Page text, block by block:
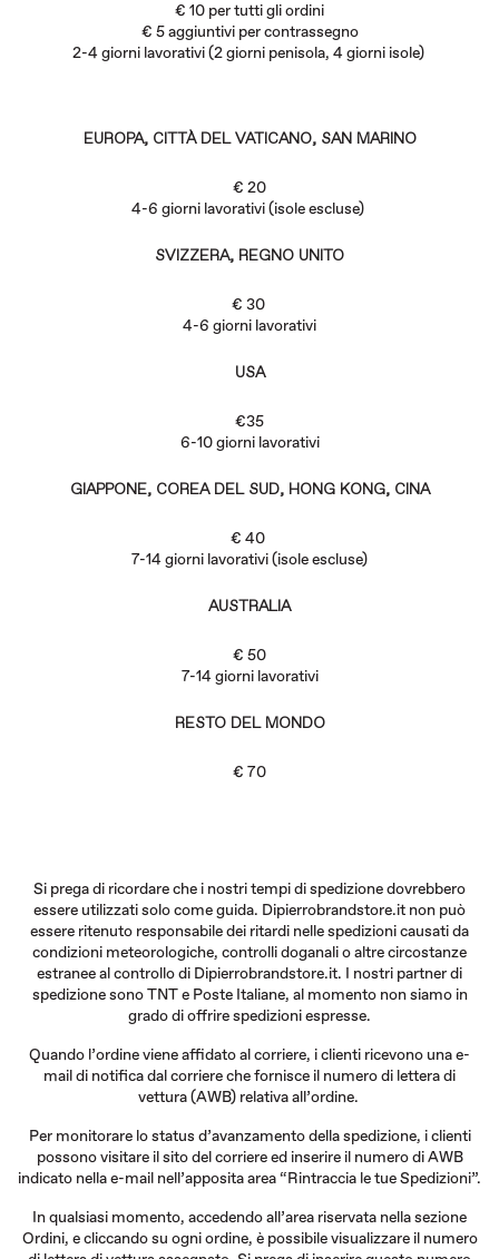
€ 10 per tutti gli ordini
€ 5 aggiuntivi per contrassegno
2-4 giorni lavorativi (2 giorni penisola, 4 giorni isole)
EUROPA, CITTÀ DEL VATICANO, SAN MARINO
€ 20
4-6 giorni lavorativi (isole escluse)
SVIZZERA, REGNO UNITO
€ 30
4-6 giorni lavorativi
USA
€35
6-10 giorni lavorativi
GIAPPONE, COREA DEL SUD, HONG KONG, CINA
€ 40
7-14 giorni lavorativi (isole escluse)
AUSTRALIA
€ 50
7-14 giorni lavorativi
RESTO DEL MONDO
€ 70
Si prega di ricordare che i nostri tempi di spedizione dovrebbero
essere utilizzati solo come guida. Dipierrobrandstore.it non può
essere ritenuto responsabile dei ritardi nelle spedizioni causati da
condizioni meteorologiche, controlli doganali o altre circostanze
estranee al controllo di Dipierrobrandstore.it. I nostri partner di
spedizione sono TNT e Poste Italiane, al momento non siamo in
grado di offrire spedizioni espresse.
Quando l’ordine viene affidato al corriere, i clienti ricevono una e-
mail di notifica dal corriere che fornisce il numero di lettera di
vettura (AWB) relativa all’ordine.
Per monitorare lo status d’avanzamento della spedizione, i clienti
possono visitare il sito del corriere ed inserire il numero di AWB
indicato nella e-mail nell’apposita area “Rintraccia le tue Spedizioni”.
In qualsiasi momento, accedendo all’area riservata nella sezione
Ordini, e cliccando su ogni ordine, è possibile visualizzare il numero